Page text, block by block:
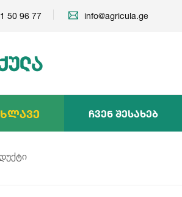
50 96 77 info@agricula.ge
Ჩვენ Შესახებ